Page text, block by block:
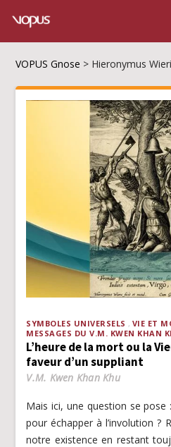
VOPUS Gnose > Hieronymus
SYMBOLES UNIVERSELS VIE ET
MESSAGES DU V.M. KWEN KHAN
L’heure de la mort ou la
faveur d’un suppliant
V.M. Kwen Khan Khu
Mais ici, une question se
pour échapper à l’involution ?
notre existence en restant